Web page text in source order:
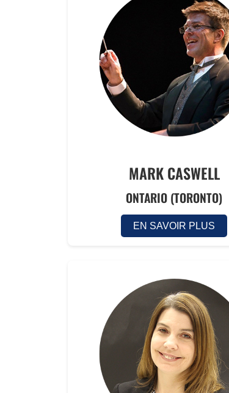
MARK CASWELL
ONTARIO (TORONTO)
EN SAVOIR PLUS